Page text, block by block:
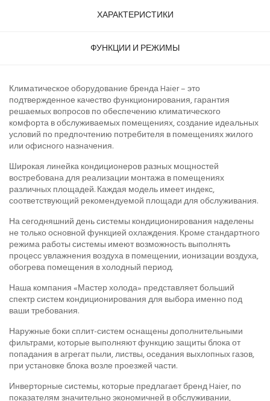
ХАРАКТЕРИСТИКИ
ФУНКЦИИ И РЕЖИМЫ
Климатическое оборудование бренда Haier – это
подтвержденное качество функционирования, гарантия
решаемых вопросов по обеспечению климатического
комфорта в обслуживаемых помещениях, создание идеальных
условий по предпочтению потребителя в помещениях жилого
или офисного назначения.
Широкая линейка кондиционеров разных мощностей
востребована для реализации монтажа в помещениях
различных площадей. Каждая модель имеет индекс,
соответствующий рекомендуемой площади для обслуживания.
На сегодняшний день системы кондиционирования наделены
не только основной функцией охлаждения. Кроме стандартного
режима работы системы имеют возможность выполнять
процесс увлажнения воздуха в помещении, ионизации воздуха,
обогрева помещения в холодный период.
Наша компания «Мастер холода» представляет больший
спектр систем кондиционирования для выбора именно под
ваши требования.
Наружные боки сплит-систем оснащены дополнительными
фильтрами, которые выполняют функцию защиты блока от
попадания в агрегат пыли, листвы, оседания выхлопных газов,
при установке блока возле проезжей части.
Инверторные системы, которые предлагает бренд Haier, по
показателям значительно экономичней в обслуживании,